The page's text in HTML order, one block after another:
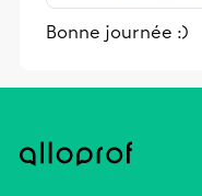
et leurs
Bonne journée :)